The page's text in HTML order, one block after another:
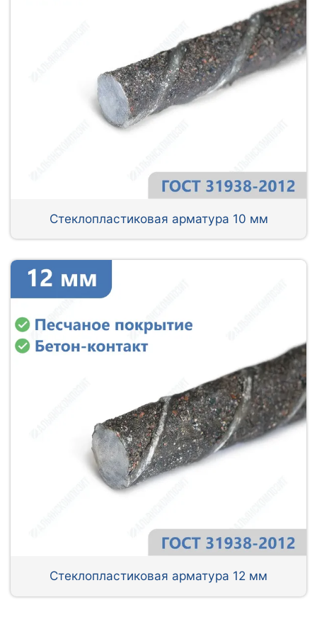
Стеклопластиковая арматура 10 мм
Стеклопластиковая арматура 12 мм